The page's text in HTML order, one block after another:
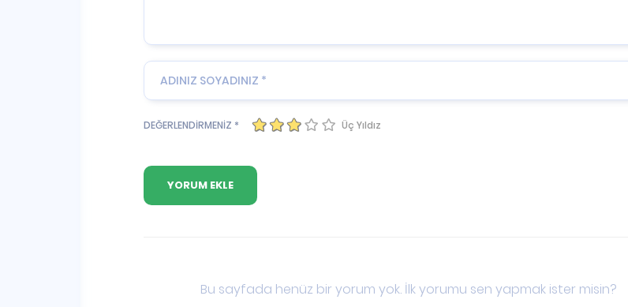
DEĞERLENDİRMENİZ * Üç Yıldız
Bu sayfada henüz bir yorum yok. İlk yorumu sen yapmak ister misin?